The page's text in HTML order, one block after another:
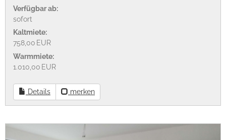
Verfügbar ab:
sofort
Kaltmiete:
758,00 EUR
Warmmiete:
1.010,00 EUR
Details merken